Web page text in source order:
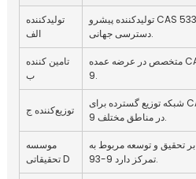
تولیدکننده
الف
تولیدکننده پیشرو CAS 5337-93-9 با
دسترسی جهانی.
تامین کننده
ب
متخصص در عرضه عمده CAS 5337-93-
9.
توزیع‌کننده ج
شبکه توزیع گسترده برای CAS 5337-93-
9 در مناطق مختلف.
موسسه
تحقیقاتی D
بر تحقیق و توسعه مربوط به CAS 5337-
93-9 تمرکز دارد.